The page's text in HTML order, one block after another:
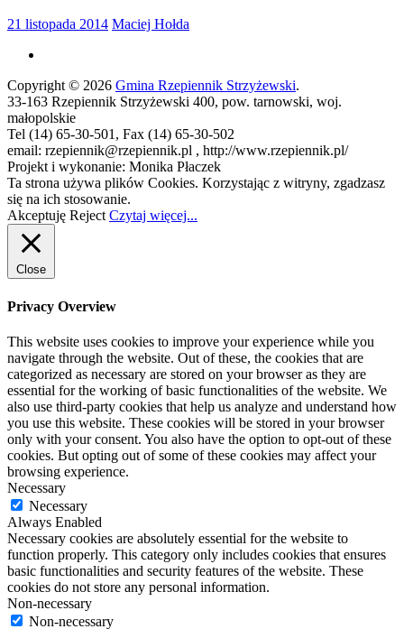
21 listopada 2014 Maciej Hołda
Copyright © 2026 Gmina Rzepiennik Strzyżewski.
33-163 Rzepiennik Strzyżewski 400, pow. tarnowski, woj.
małopolskie
Tel (14) 65-30-501, Fax (14) 65-30-502
email: rzepiennik@rzepiennik.pl , http://www.rzepiennik.pl/
Projekt i wykonanie: Monika Płaczek
Ta strona używa plików Cookies. Korzystając z witryny, zgadzasz
się na ich stosowanie.
Akceptuję Reject Czytaj więcej...
Close
Privacy Overview
This website uses cookies to improve your experience while you
navigate through the website. Out of these, the cookies that are
categorized as necessary are stored on your browser as they are
essential for the working of basic functionalities of the website. We
also use third-party cookies that help us analyze and understand how
you use this website. These cookies will be stored in your browser
only with your consent. You also have the option to opt-out of these
cookies. But opting out of some of these cookies may affect your
browsing experience.
Necessary
Necessary
Always Enabled
Necessary cookies are absolutely essential for the website to
function properly. This category only includes cookies that ensures
basic functionalities and security features of the website. These
cookies do not store any personal information.
Non-necessary
Non-necessary